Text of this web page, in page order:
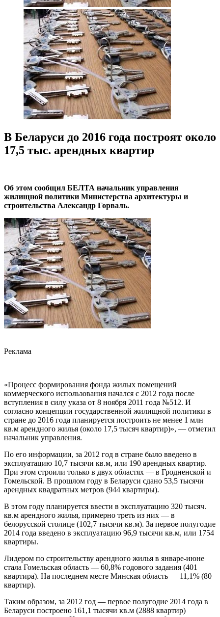
В Беларуси до 2016 года построят около
17,5 тыс. арендных квартир
Об этом сообщил БЕЛТА начальник управления
жилищной политики Министерства архитектуры и
строительства Александр Горваль.
Реклама
«Процесс формирования фонда жилых помещений
коммерческого использования начался с 2012 года после
вступления в силу указа от 8 ноября 2011 года №512. И
согласно концепции государственной жилищной политики в
стране до 2016 года планируется построить не менее 1 млн
кв.м арендного жилья (около 17,5 тысяч квартир)», — отметил
начальник управления.
По его информации, за 2012 год в стране было введено в
эксплуатацию 10,7 тысячи кв.м, или 190 арендных квартир.
При этом строили только в двух областях — в Гродненской и
Гомельской. В прошлом году в Беларуси сдано 53,5 тысячи
арендных квадратных метров (944 квартиры).
В этом году планируется ввести в эксплуатацию 320 тысяч.
кв.м арендного жилья, примерно треть из них — в
белорусской столице (102,7 тысячи кв.м). За первое полугодие
2014 года введено в эксплуатацию 96,9 тысячи кв.м, или 1754
квартиры.
Лидером по строительству арендного жилья в январе-июне
стала Гомельская область — 60,8% годового задания (401
квартира). На последнем месте Минская область — 11,1% (80
квартир).
Таким образом, за 2012 год — первое полугодие 2014 года в
Беларуси построено 161,1 тысячи кв.м (2888 квартир)